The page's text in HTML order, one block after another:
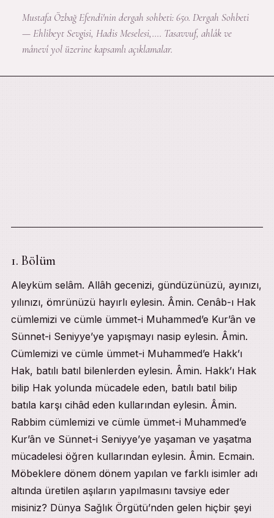
Mustafa Özbağ Efendi'nin dergah sohbeti: 650. Dergah Sohbeti
— Ehlibeyt Sevgisi, Hadis Meselesi,…. Tasavvuf, ahlâk ve
mânevî yol üzerine kapsamlı açıklamalar.
1. Bölüm
Aleyküm selâm. Allâh gecenizi, gündüzünüzü, ayınızı,
yılınızı, ömrünüzü hayırlı eylesin. Âmin. Cenâb-ı Hak
cümlemizi ve cümle ümmet-i Muhammed’e Kur’ân ve
Sünnet-i Seniyye’ye yapışmayı nasip eylesin. Âmin.
Cümlemizi ve cümle ümmet-i Muhammed’e Hakk’ı
Hak, batılı batıl bilenlerden eylesin. Âmin. Hakk’ı Hak
bilip Hak yolunda mücadele eden, batılı batıl bilip
batıla karşı cihâd eden kullarından eylesin. Âmin.
Rabbim cümlemizi ve cümle ümmet-i Muhammed’e
Kur’ân ve Sünnet-i Seniyye’ye yaşaman ve yaşatma
mücadelesi öğren kullarından eylesin. Âmin. Ecmain.
Möbeklere dönem dönem yapılan ve farklı isimler adı
altında üretilen aşıların yapılmasını tavsiye eder
misiniz? Dünya Sağlık Örgütü’nden gelen hiçbir şeyi